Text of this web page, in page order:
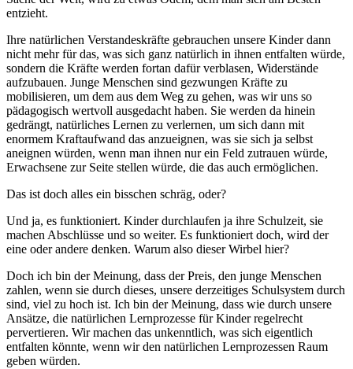
entzieht.
Ihre natürlichen Verstandeskräfte gebrauchen unsere Kinder dann
nicht mehr für das, was sich ganz natürlich in ihnen entfalten würde,
sondern die Kräfte werden fortan dafür verblasen, Widerstände
aufzubauen. Junge Menschen sind gezwungen Kräfte zu
mobilisieren, um dem aus dem Weg zu gehen, was wir uns so
pädagogisch wertvoll ausgedacht haben. Sie werden da hinein
gedrängt, natürliches Lernen zu verlernen, um sich dann mit
enormem Kraftaufwand das anzueignen, was sie sich ja selbst
aneignen würden, wenn man ihnen nur ein Feld zutrauen würde,
Erwachsene zur Seite stellen würde, die das auch ermöglichen.
Das ist doch alles ein bisschen schräg, oder?
Und ja, es funktioniert. Kinder durchlaufen ja ihre Schulzeit, sie
machen Abschlüsse und so weiter. Es funktioniert doch, wird der
eine oder andere denken. Warum also dieser Wirbel hier?
Doch ich bin der Meinung, dass der Preis, den junge Menschen
zahlen, wenn sie durch dieses, unsere derzeitiges Schulsystem durch
sind, viel zu hoch ist. Ich bin der Meinung, dass wie durch unsere
Ansätze, die natürlichen Lernprozesse für Kinder regelrecht
pervertieren. Wir machen das unkenntlich, was sich eigentlich
entfalten könnte, wenn wir den natürlichen Lernprozessen Raum
geben würden.